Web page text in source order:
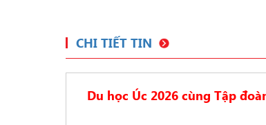
CHI TIẾT TIN
Du học Úc 2026 cùng Tập